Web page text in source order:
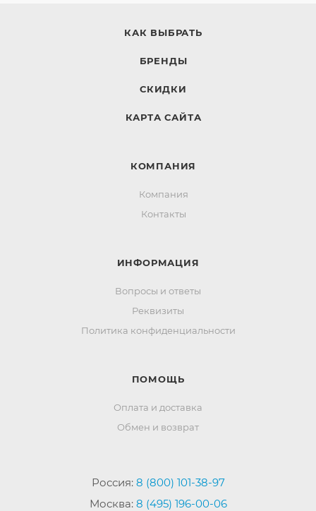
КАК ВЫБРАТЬ
БРЕНДЫ
СКИДКИ
КАРТА САЙТА
КОМПАНИЯ
Компания
Контакты
ИНФОРМАЦИЯ
Вопросы и ответы
Реквизиты
Политика конфиденциальности
ПОМОЩЬ
Оплата и доставка
Обмен и возврат
Россия: 8 (800) 101-38-97
Москва: 8 (495) 196-00-06